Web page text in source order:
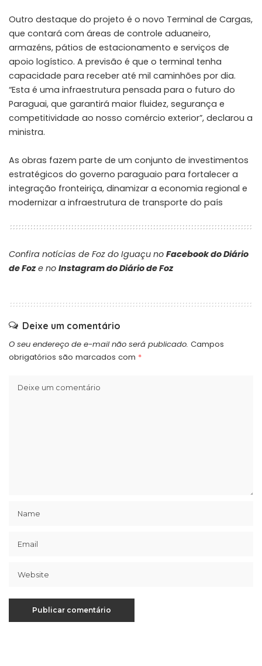
Outro destaque do projeto é o novo Terminal de Cargas,
que contará com áreas de controle aduaneiro,
armazéns, pátios de estacionamento e serviços de
apoio logístico. A previsão é que o terminal tenha
capacidade para receber até mil caminhões por dia.
“Esta é uma infraestrutura pensada para o futuro do
Paraguai, que garantirá maior fluidez, segurança e
competitividade ao nosso comércio exterior”, declarou a
ministra.
As obras fazem parte de um conjunto de investimentos
estratégicos do governo paraguaio para fortalecer a
integração fronteiriça, dinamizar a economia regional e
modernizar a infraestrutura de transporte do país
Confira notícias de Foz do Iguaçu no Facebook do Diário
de Foze no Instagram do Diário de Foz
Deixe um comentário
O seu endereço de e-mail não será publicado. Campos
obrigatórios são marcados com *